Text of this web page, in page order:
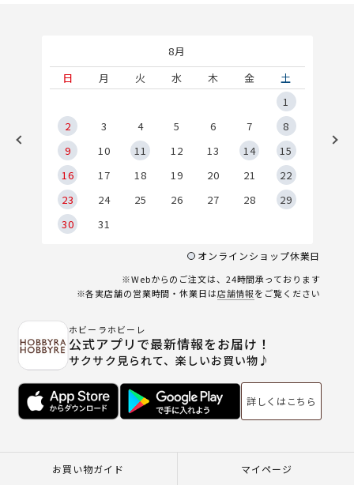
8月
日
月 火 水 木 金
土
1
2
3 4 5 6 7
8
9
10 11 12 13 14
15
16
17 18 19 20 21
22
23
24 25 26 27 28
29
30
31
オンラインショップ休業日
※Webからのご注文は、24時間承っております
※各実店舗の営業時間・休業日は店舗情報をご覧ください
ホビーラホビーレ
公式アプリで最新情報をお届け！
サクサク見られて、楽しいお買い物♪
詳しくはこちら
お買い物ガイド マイページ